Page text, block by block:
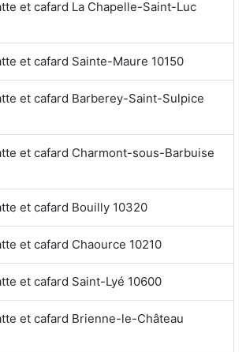
et cafard La Chapelle-Saint-Luc
et cafard Sainte-Maure 10150
et cafard Barberey-Saint-Sulpice
et cafard Charmont-sous-Barbuise
et cafard Bouilly 10320
et cafard Chaource 10210
et cafard Saint-Lyé 10600
et cafard Brienne-le-Château